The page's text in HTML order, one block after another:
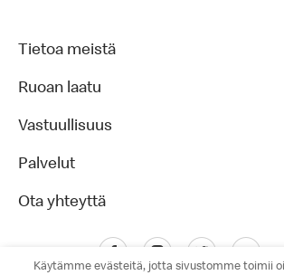
Tietoa meistä
Ruoan laatu
Vastuullisuus
Palvelut
Ota yhteyttä
Käytämme evästeitä, jotta sivustomme toimii